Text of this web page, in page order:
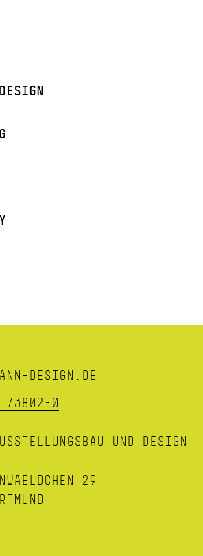
DESIGN.DE
0
UND DESIGN
29